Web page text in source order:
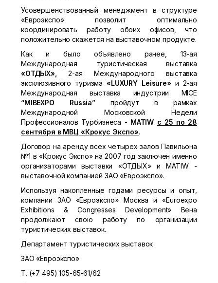
Усовершенствованный менеджмент в структуре
«Евроэкспо» позволит оптимально
координировать работу обоих офисов, что
положительно скажется на выставочном продукте.
Как и было объявлено ранее, 13-ая
Международная туристическая выставка
«ОТДЫХ»,
2-ая Международного выставка
эксклюзивного туризма«LUXURY Leisure» и 2-ая
Международная выставка индустрии MICE
“MIBEXPO Russia”пройдут в рамках
Международной Московской Недели
Профессионалов Турбизнеса - MATIW с 25 по 28
сентября в МВЦ «Крокус Экспо».
Договор на аренду всех четырех залов Павильона
№1 в «Крокус Экспо» на 2007 год заключен именно
организаторами выставки «ОТДЫХ» и MATIW -
выставочной компанией ЗАО «Евроэкспо».
Используя накопленные годами ресурсы и опыт,
компании ЗАО «Евроэкспо» Москва и «Euroexpo
Exhibitions & Congresses Development» Вена
продолжают свою работу по организации
туристических выставок.
Департамент туристических выставок
ЗАО «Евроэкспо»
Т. (+7 495) 105-65-61/62